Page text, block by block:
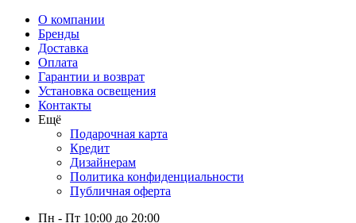
О компании
Бренды
Доставка
Оплата
Гарантии и возврат
Установка освещения
Контакты
Ещё
Подарочная карта
Кредит
Дизайнерам
Политика конфиденциальности
Публичная оферта
Пн - Пт 10:00 до 20:00